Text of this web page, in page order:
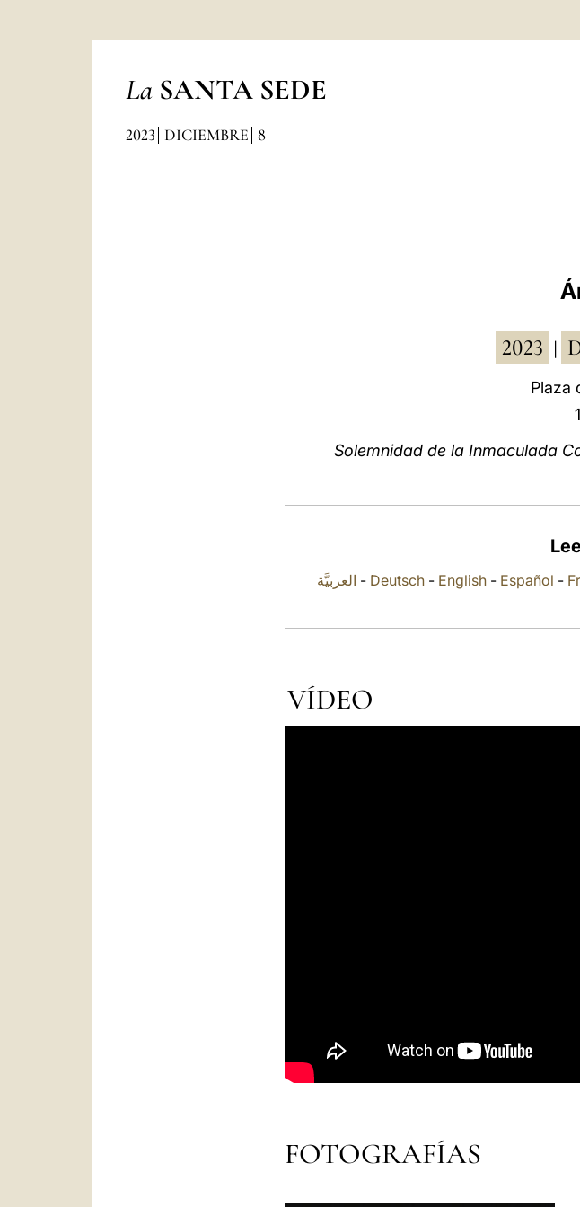
La SANTA SEDE
2023 DICIEMBRE 8
2023
Plaza
Solemnidad de la Inmaculada
العربيَّة - Deutsch- English- Español -
VÍDEO
FOTOGRAFÍAS